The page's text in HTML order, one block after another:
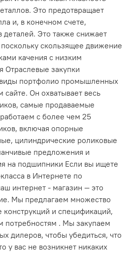
Это предотвращает
и, в конечном счете,
Это также снижает
скользящее движение
качения с низким
Отраслевые закупки
виды портфолио промышленных
Он охватывает весь
самые продаваемые
с более чем 25
включая опорные
цилиндрические роликовые
предложения и
на подшипники Если вы ищете
в Интернете по
интернет - магазин — это
Мы предлагаем множество
и спецификаций,
потребностям . Мы закупаем
дилеров, чтобы убедиться, что
у вас не возникнет никаких